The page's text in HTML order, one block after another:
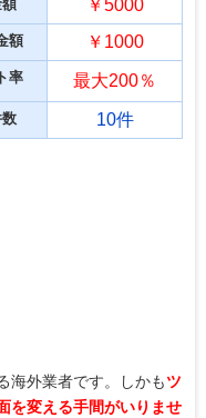
￥5000
額 ￥1000
率 最大200％
10件
海外業者です。しかもツ
を変える手間がいりませ